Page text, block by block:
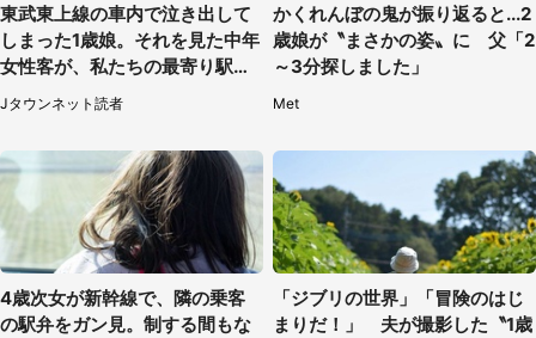
東武東上線の車内で泣き出して
しまった1歳娘。それを見た中年
女性客が、私たちの最寄り駅ま
でずっと（埼玉県・30代女性）
Jタウンネット読者
かくれんぼの鬼が振り返ると...2
歳娘が〝まさかの姿〟に 父「2
～3分探しました」
Met
4歳次女が新幹線で、隣の乗客
の駅弁をガン見。制する間もな
「ジブリの世界」「冒険のはじ
まりだ！」 夫が撮影した〝1歳